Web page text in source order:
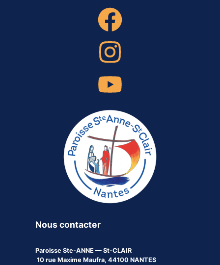
Nous contacter
Paroisse Ste-ANNE — St-CLAIR
10 rue Maxime Maufra, 44100 NANTES